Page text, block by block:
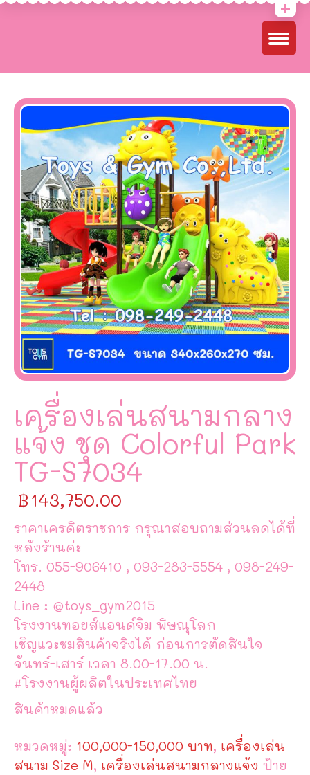
เครื่องเล่นสนามกลาง
แจ้ง ชุด Colorful Park
TG-S7034
฿143,750.00
ราคาเครดิตราชการ กรุณาสอบถามส่วนลดได้ที่
หลังร้านค่ะ
โทร. 055-906410 , 093-283-5554 , 098-249-
2448
Line : @toys_gym2015
โรงงานทอยส์แอนด์จิม พิษณุโลก
เชิญแวะชมสินค้าจริงได้ ก่อนการตัดสินใจ
จันทร์-เสาร์ เวลา 8.00-17.00 น.
#โรงงานผู้ผลิตในประเทศไทย
สินค้าหมดแล้ว
หมวดหมู่: 100,000-150,000 บาท, เครื่องเล่น
สนาม Size M, เครื่องเล่นสนามกลางแจ้ง ป้าย